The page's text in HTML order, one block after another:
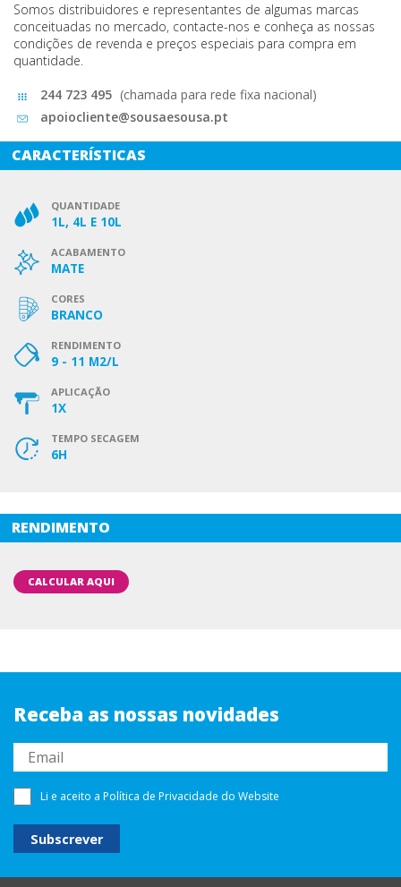
Somos distribuidores e representantes de algumas marcas
conceituadas no mercado, contacte-nos e conheça as nossas
condições de revenda e preços especiais para compra em
quantidade.
244 723 495 (chamada para rede fixa nacional)
apoiocliente@sousaesousa.pt
CARACTERÍSTICAS
QUANTIDADE
1L, 4L E 10L
ACABAMENTO
MATE
CORES
BRANCO
RENDIMENTO
9 - 11 M2/L
APLICAÇÃO
1X
TEMPO SECAGEM
6H
RENDIMENTO
CALCULAR AQUI
Receba as nossas novidades
Li e aceito a Política de Privacidade do Website